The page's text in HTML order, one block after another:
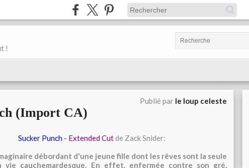
!
Publié par le loup celeste
(Import CA)
Sucker Punch - Extended Cutde Zack Snider:
débordant d'une jeune fille dont les rêves sont la seule
vie cauchemardesque. En effet, enfermée contre son gré,